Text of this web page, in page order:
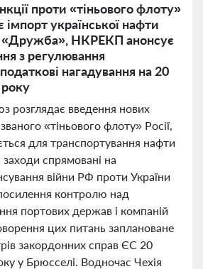
проти «тіньового флоту»
української нафти
«Дружба», НКРЕКП анонсує
з регулювання
нагадування на 20
розглядає введення нових
«тіньового флоту» Росії,
для транспортування нафти
заходи спрямовані на
війни РФ проти України
контролю над
портових держав і компаній
цих питань заплановане
закордонних справ ЄС 20
у Брюсселі. Водночас Чехія